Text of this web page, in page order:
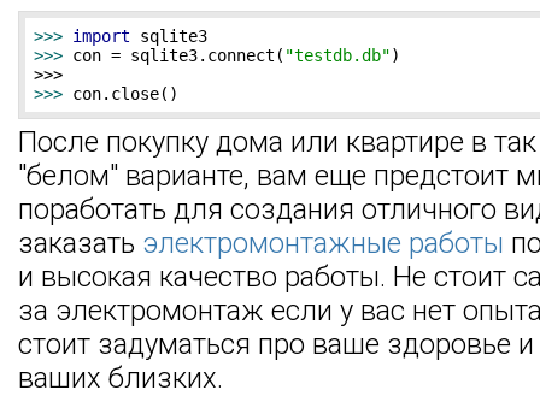
>>> import
>>> con = sqlite3.connect( "testdb.db")
>>> con.close()
После покупку дома или квартире в
"белом" варианте, вам еще предстоит
поработать для создания отличного
заказать электромонтажные работы
и высокая качество работы. Не стоит
за электромонтаж если у вас нет
стоит задуматься про ваше здоровье
ваших близких.